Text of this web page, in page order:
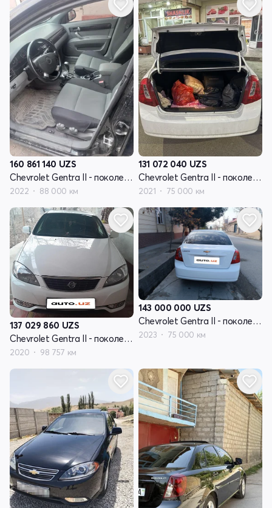
160 861 140 UZS
Chevrolet Gentra II - поколение
2022 88 000 км
131 072 040 UZS
Chevrolet Gentra II - поколение
2021 75 000 км
137 029 860 UZS
Chevrolet Gentra II - поколение
2020 98 757 км
143 000 000 UZS
Chevrolet Gentra II - поколение
2023 75 000 км